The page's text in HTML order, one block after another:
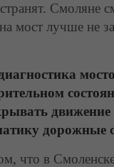
Смоляне
мост лучше не
движение
дорожные
что в